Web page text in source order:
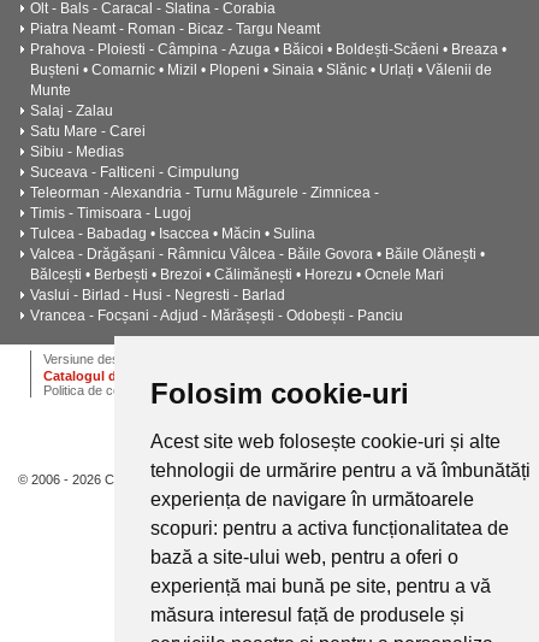
Folosim cookie-uri
Acest site web folosește cookie-uri și alte
tehnologii de urmărire pentru a vă îmbunătăți
experiența de navigare în următoarele
scopuri: pentru a activa funcționalitatea de
bază a site-ului web, pentru a oferi o
experiență mai bună pe site, pentru a vă
măsura interesul față de produsele și
Olt - Bals - Caracal - Slatina - Corabia
Piatra Neamt - Roman - Bicaz - Targu Neamt
Prahova - Ploiesti - Câmpina - Azuga • Băicoi • Boldești-Scăeni • Breaza •
Bușteni • Comarnic • Mizil • Plopeni • Sinaia • Slănic • Urlați • Vălenii de
Munte
Salaj - Zalau
Satu Mare - Carei
Sibiu - Medias
Suceava - Falticeni - Cimpulung
Teleorman - Alexandria - Turnu Măgurele - Zimnicea -
Timis - Timisoara - Lugoj
Tulcea - Babadag • Isaccea • Măcin • Sulina
Valcea - Drăgășani - Râmnicu Vâlcea - Băile Govora • Băile Olănești •
Bălcești • Berbești • Brezoi • Călimănești • Horezu • Ocnele Mari
Vaslui - Birlad - Husi - Negresti - Barlad
Vrancea - Focșani - Adjud - Mărășești - Odobești - Panciu
Versiune desktop
Catalogul de instalatii termice, ventilatie si climatizare CALOR
Politica de confidentialitate
© 2006 - 2026 Calor.